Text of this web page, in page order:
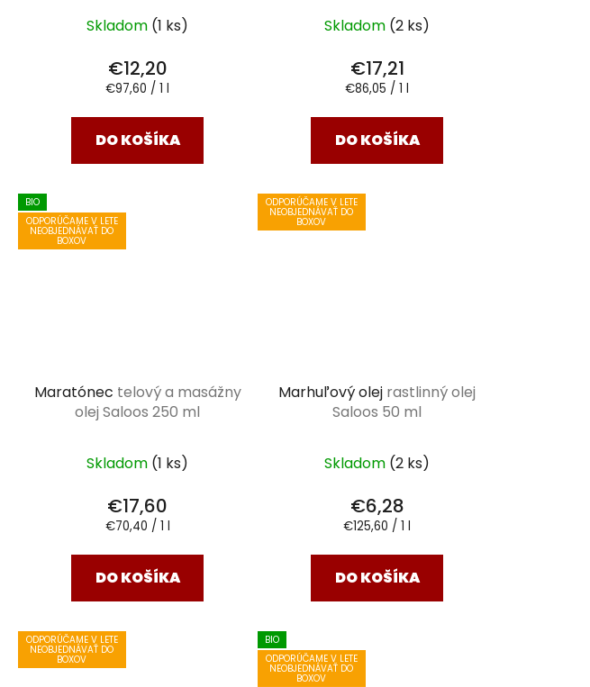
Skladom (1 ks)
€12,20
Jednotková
€97,60 / 1 l
DO KOŠÍKA
Skladom (2 ks)
€17,21
Jednotková
€86,05 / 1 l
DO KOŠÍKA
BIO
ODPORÚČAME V LETE
NEOBJEDNÁVAŤ DO
BOXOV
Maratónec telový a masážny
olej Saloos 250 ml
Skladom (1 ks)
€17,60
Jednotková
€70,40 / 1 l
DO KOŠÍKA
ODPORÚČAME V LETE
NEOBJEDNÁVAŤ DO
BOXOV
Marhuľový olej rastlinný olej
Saloos 50 ml
Skladom (2 ks)
€6,28
Jednotková
€125,60 / 1 l
DO KOŠÍKA
ODPORÚČAME V LETE
NEOBJEDNÁVAŤ DO
BOXOV
BIO
ODPORÚČAME V LETE
NEOBJEDNÁVAŤ DO
BOXOV